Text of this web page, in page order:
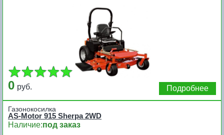
0 руб. Подробнее
Газонокосилка
AS-Motor 915 Sherpa 2WD
Наличие:под заказ